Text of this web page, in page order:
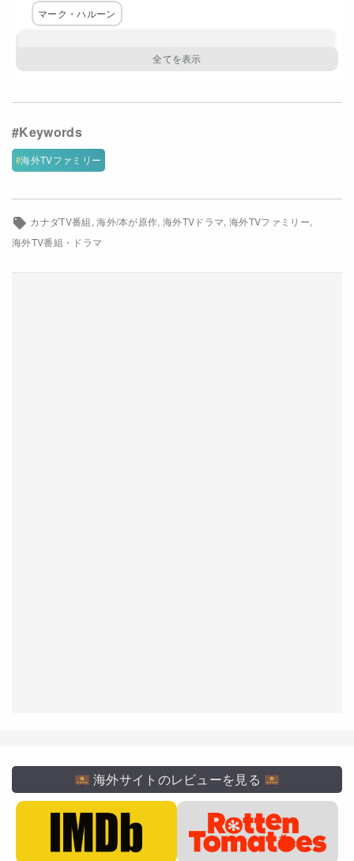
マーク・ハルーン
全てを表示
主な出演者
アンバー・マーシャル ミシェル・モーガン
グレアム・ウォードル ショーン・ジョンストン
クリス・ポッター
ネットワーク
閉じる
海外TVファミリー
カナダTV番組 海外/本が原作 海外TVドラマ 海外TVファミリー
海外TV番組・ドラマ
海外サイトのレビューを見る